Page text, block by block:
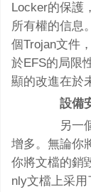
Locker的保護
所有權的信息
個Trojan文件
於EFS的局限
顯的改進在於
設備安
另一個
增多。無論你
你將文檔的銷
nly文檔上采